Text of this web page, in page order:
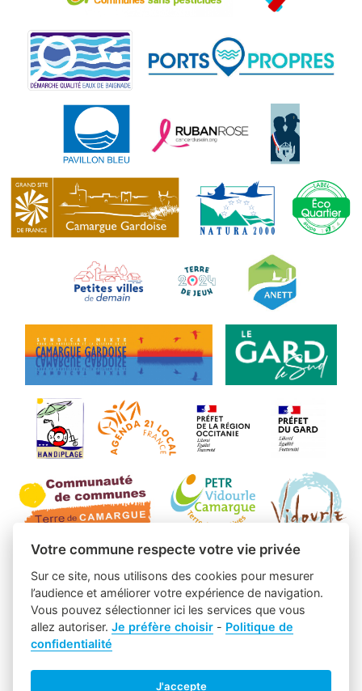
Votre commune respecte votre vie privée
Sur ce site, nous utilisons des cookies pour mesurer
l’audience et améliorer votre expérience de navigation.
Vous pouvez sélectionner ici les services que vous
allez autoriser.Je préfère choisir - Politique de
confidentialité
J'accepte